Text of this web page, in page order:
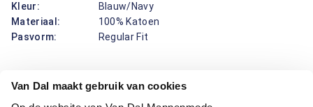
Van Dal maakt gebruik van cookies
Kleur:
Blauw/Navy
Materiaal:
100% Katoen
Pasvorm:
Regular Fit
nette uitstraling. Dankzij de regular fit pasvorm biedt de